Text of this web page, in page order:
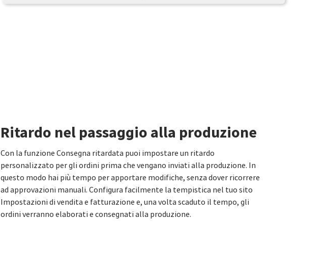
Ritardo nel passaggio alla produzione
Con la funzione Consegna ritardata puoi impostare un ritardo
personalizzato per gli ordini prima che vengano inviati alla produzione. In
questo modo hai più tempo per apportare modifiche, senza dover ricorrere
ad approvazioni manuali. Configura facilmente la tempistica nel tuo sito
Impostazioni di vendita e fatturazione e, una volta scaduto il tempo, gli
ordini verranno elaborati e consegnati alla produzione.